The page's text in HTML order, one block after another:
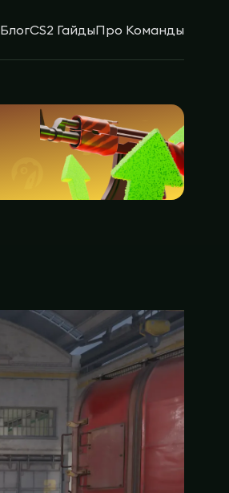
БлогCS2 ГайдыПро Команды